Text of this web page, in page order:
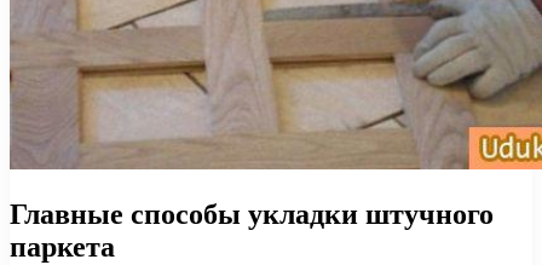
Главные способы укладки штучного
паркета